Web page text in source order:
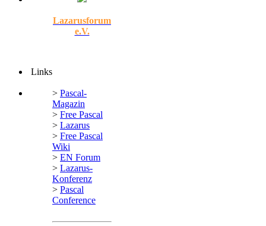
Lazarusforum
e.V.
Links
> Pascal-
Magazin
> Free Pascal
> Lazarus
> Free Pascal
Wiki
> EN Forum
> Lazarus-
Konferenz
> Pascal
Conference